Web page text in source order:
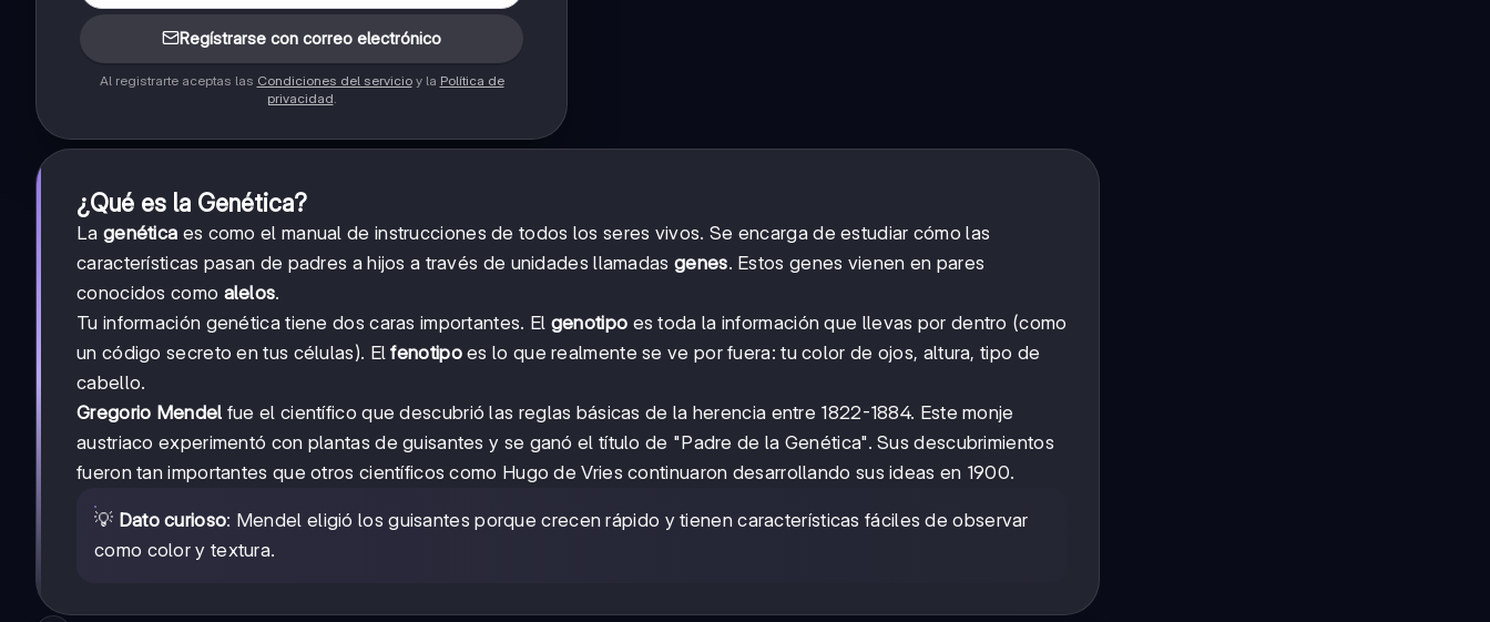
Regístrarse con correo electrónico
Al registrarte aceptas las Condiciones del servicioy la Política de
privacidad.
¿Qué es la Genética?
La genética es como el manual de instrucciones de todos los seres vivos. Se encarga de estudiar cómo las
características pasan de padres a hijos a través de unidades llamadas genes. Estos genes vienen en pares
conocidos como alelos.
Tu información genética tiene dos caras importantes. El genotipo es toda la información que llevas por dentro (como
un código secreto en tus células). Elfenotipoes lo que realmente se ve por fuera: tu color de ojos, altura, tipo de
cabello.
Gregorio Mendel fue el científico que descubrió las reglas básicas de la herencia entre 1822-1884. Este monje
austriaco experimentó con plantas de guisantes y se ganó el título de "Padre de la Genética". Sus descubrimientos
fueron tan importantes que otros científicos como Hugo de Vries continuaron desarrollando sus ideas en 1900.
💡 Dato curioso: Mendel eligió los guisantes porque crecen rápido y tienen características fáciles de observar
como color y textura.